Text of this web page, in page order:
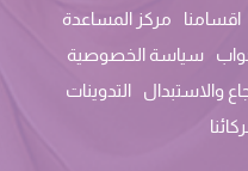
اقسامنا
مركز المساعدة
سياسة الخصوصية
والاستبدال
التدوينات